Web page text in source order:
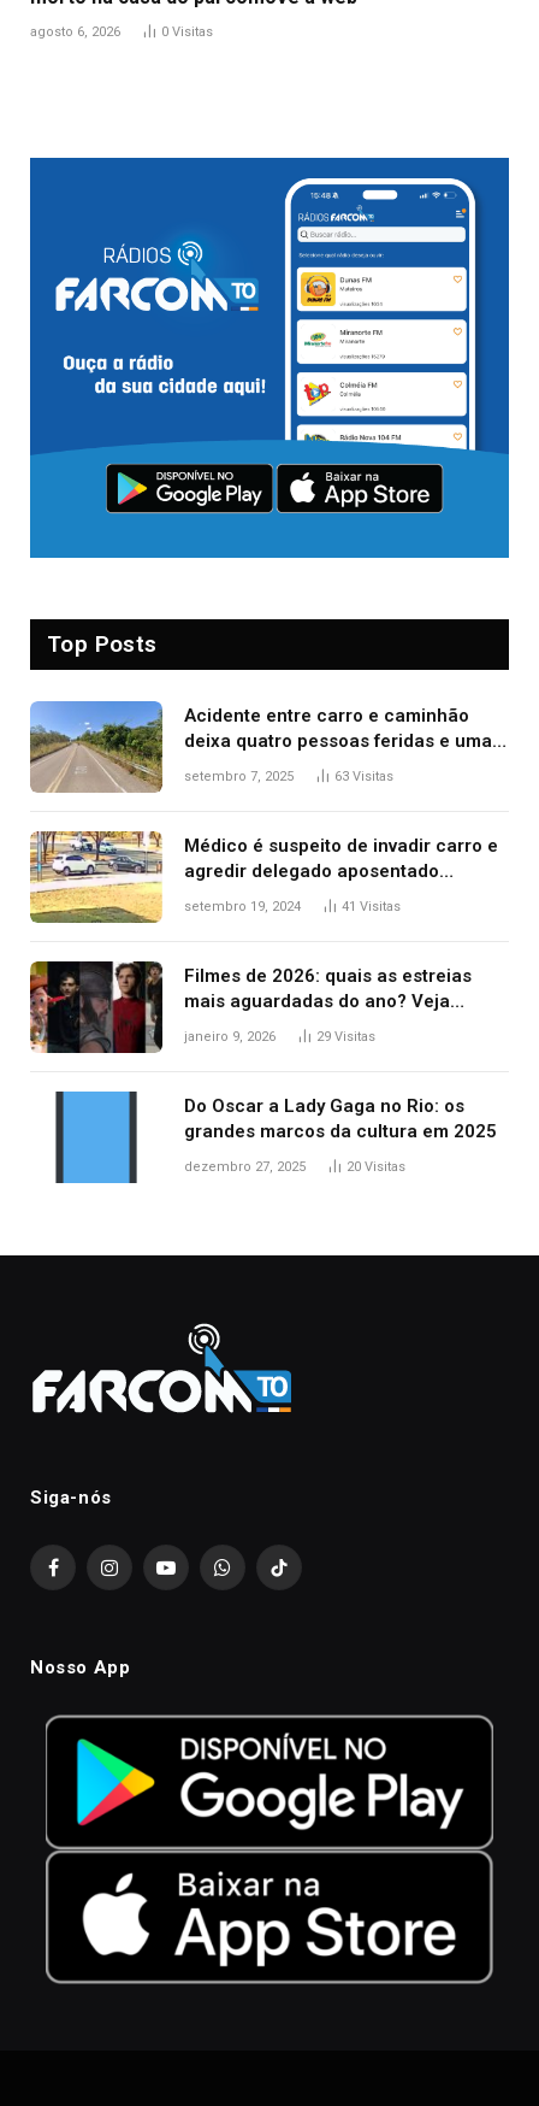
agosto 6, 2026 0 Visitas
Top Posts
Acidente entre carro e caminhão
deixa quatro pessoas feridas e uma
mulher morta na TO-070
setembro 7, 2025 63 Visitas
Médico é suspeito de invadir carro e
agredir delegado aposentado
durante confusão no trânsito
setembro 19, 2024 41 Visitas
Filmes de 2026: quais as estreias
mais aguardadas do ano? Veja
principais lançamentos do cinema
janeiro 9, 2026 29 Visitas
Do Oscar a Lady Gaga no Rio: os
grandes marcos da cultura em 2025
dezembro 27, 2025 20 Visitas
Siga-nós
FacebookInstagramYouTubeWhatsAppTikTok
Nosso App